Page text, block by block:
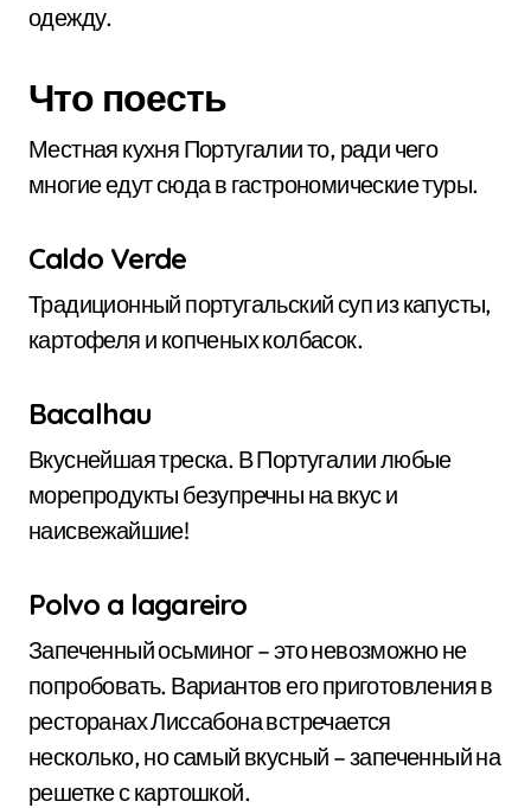
одежду.
Что поесть
Местная кухня Португалии то, ради чего
многие едут сюда в гастрономические туры.
Caldo Verde
Традиционный португальский суп из капусты,
картофеля и копченых колбасок.
Bacalhau
Вкуснейшая треска. В Португалии любые
морепродукты безупречны на вкус и
наисвежайшие!
Polvo a lagareiro
Запеченный осьминог – это невозможно не
попробовать. Вариантов его приготовления в
ресторанах Лиссабона встречается
несколько, но самый вкусный – запеченный на
решетке с картошкой.